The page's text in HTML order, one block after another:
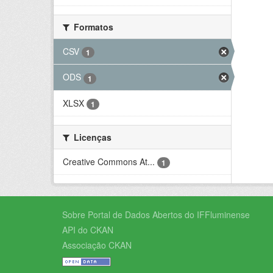
Formatos
CSV
1
ODS 1
XLSX 1
Licenças
Creative Commons At...
1
Sobre Portal de Dados Abertos do IFFluminense
API do CKAN
Associação CKAN